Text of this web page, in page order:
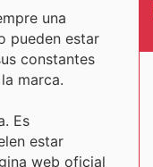
una
pueden estar
constantes
marca.
Es
estar
web oficial